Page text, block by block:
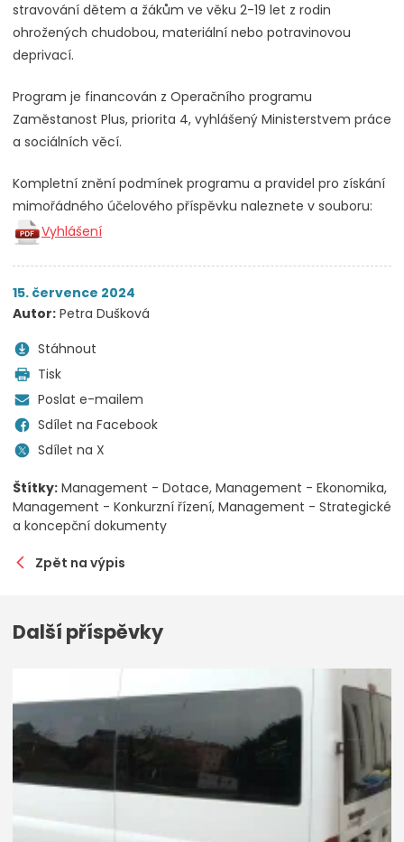
stravování dětem a žákům ve věku 2-19 let z rodin
ohrožených chudobou, materiální nebo potravinovou
deprivací.
Program je financován z Operačního programu
Zaměstanost Plus, priorita 4, vyhlášený Ministerstvem práce
a sociálních věcí.
Kompletní znění podmínek programu a pravidel pro získání
mimořádného účelového příspěvku naleznete v souboru:
Vyhlášení
15. července 2024
Autor: Petra Dušková
Stáhnout
Tisk
Poslat e-mailem
Sdílet na Facebook
Sdílet na X
Štítky: Management - Dotace Management - Ekonomika
Management - Konkurzní řízení Management - Strategické
a koncepční dokumenty
Zpět na výpis
Další příspěvky